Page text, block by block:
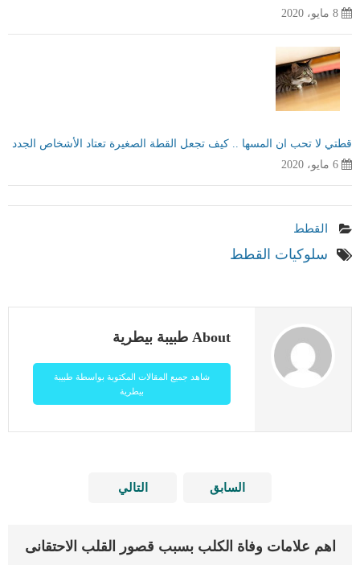
8 مايو، 2020
قطتي لا تحب ان المسها .. كيف تجعل القطة الصغيرة تعتاد الأشخاص الجدد
6 مايو، 2020
القطط
سلوكيات القطط
About طبيبة بيطرية
شاهد جميع المقالات المكتوبة بواسطة طبيبة
بيطرية
السابق التالي
اهم علامات وفاة الكلب بسبب قصور القلب الاحتقانى